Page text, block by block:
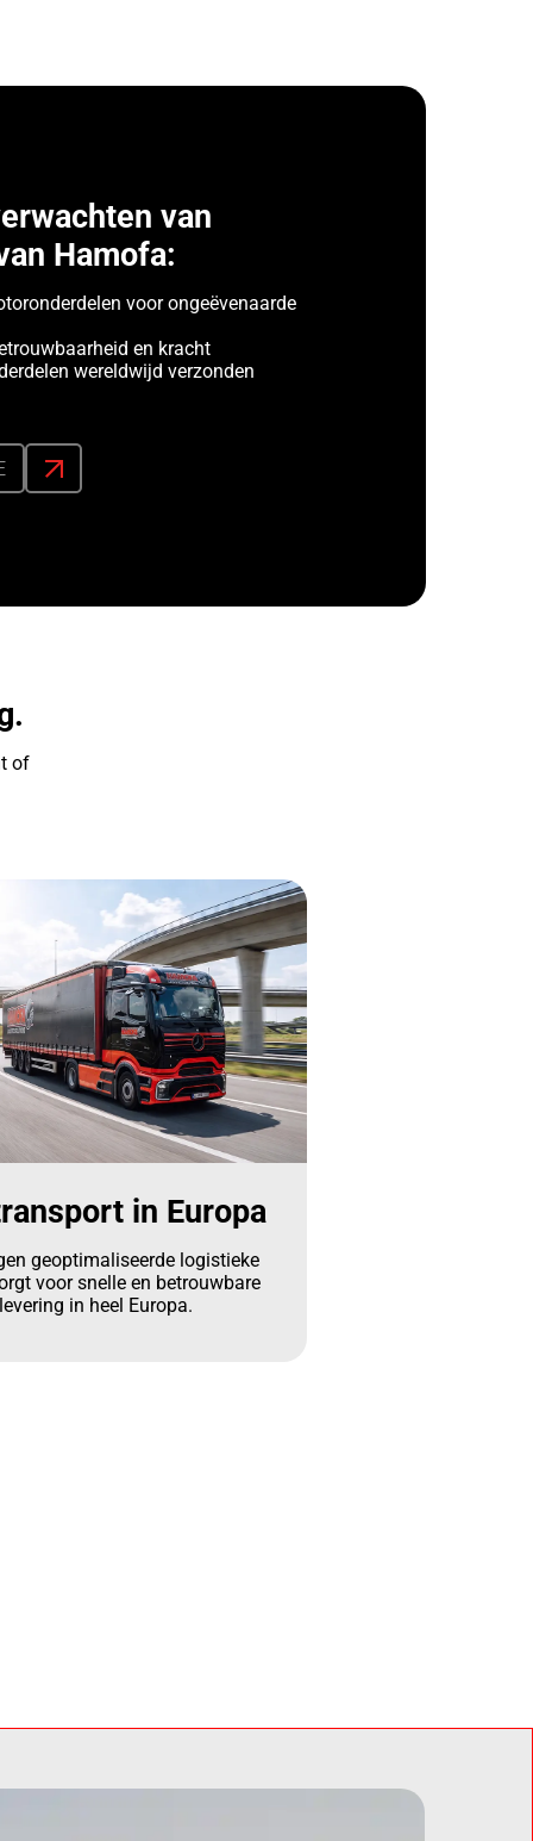
van
Hamofa:
voor ongeëvenaarde
en kracht
wereldwijd verzonden
of
in Europa
geoptimaliseerde logistieke
voor snelle en betrouwbare
levering in heel Europa.